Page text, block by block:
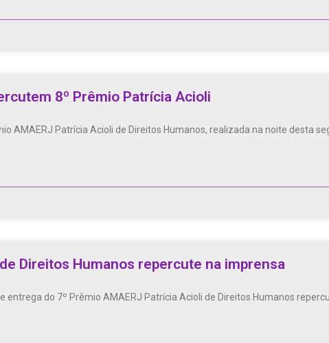
8º Prêmio Patrícia Acioli
AMAERJ Patrícia Acioli de Direitos Humanos, realizada na noite desta
Direitos Humanos repercute na imprensa
do 7º Prêmio AMAERJ Patrícia Acioli de Direitos Humanos